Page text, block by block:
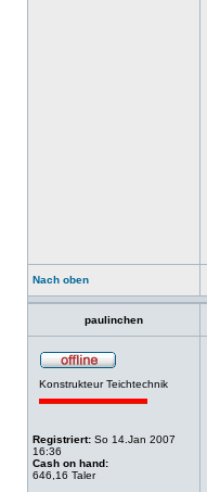
Nach oben
paulinchen
Konstrukteur Teichtechnik
Registriert: So 14.Jan 2007
16:36
Cash on hand:
646,16 Taler